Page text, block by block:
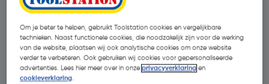
Om je beter te helpen, gebruikt Toolstation cookies en vergelijkbare
technieken. Naast functionele cookies, die noodzakelijk zijn voor de werking
van de website, plaatsen wij ook analytische cookies om onze website
verder te verbeteren. Ook gebruiken wij cookies voor gepersonaliseerde
advertenties. Lees hier meer over in onzeprivacyverklaring en
cookieverklaring.